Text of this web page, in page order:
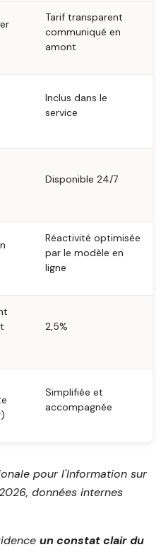
Tarif transparent
communiqué en
amont
Inclus dans le
service
Disponible 24/7
Réactivité optimisée
par le modèle en
ligne
2,5%
Simplifiée et
accompagnée
pour l'Information sur
données internes
un constat clair du